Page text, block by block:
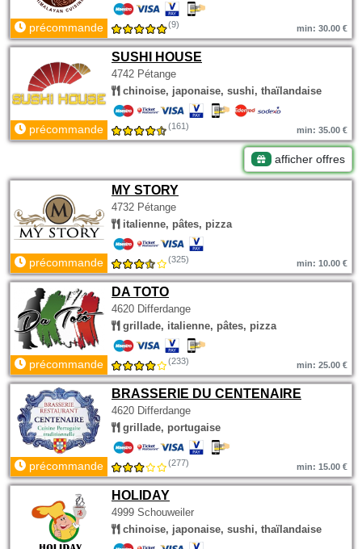
précommande (9) min: 30.00 €
SUSHI HOUSE
4742 Pétange
chinoise, japonaise, sushi, thaïlandaise
précommande (161) min: 35.00 €
afficher offres
MY STORY
4732 Pétange
italienne, pâtes, pizza
précommande (325) min: 10.00 €
DA TOTO
4620 Differdange
grillade, italienne, pâtes, pizza
précommande (233) min: 25.00 €
BRASSERIE DU CENTENAIRE
4620 Differdange
grillade, portugaise
précommande (277) min: 15.00 €
HOLIDAY
4999 Schouweiler
chinoise, japonaise, sushi, thaïlandaise